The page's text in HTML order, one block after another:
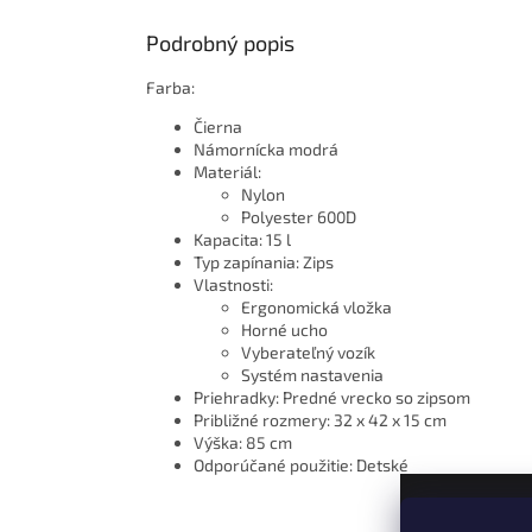
Podrobný popis
Farba:
Čierna
Námornícka modrá
Materiál:
Nylon
Polyester 600D
Kapacita: 15 l
Typ zapínania: Zips
Vlastnosti:
Ergonomická vložka
Horné ucho
Vyberateľný vozík
Systém nastavenia
Priehradky: Predné vrecko so zipsom
Približné rozmery: 32 x 42 x 15 cm
Výška: 85 cm
Odporúčané použitie: Detské